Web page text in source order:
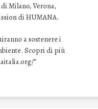
Milano, Verona,
di HUMANA.
a sostenere i
Scopri di più
”